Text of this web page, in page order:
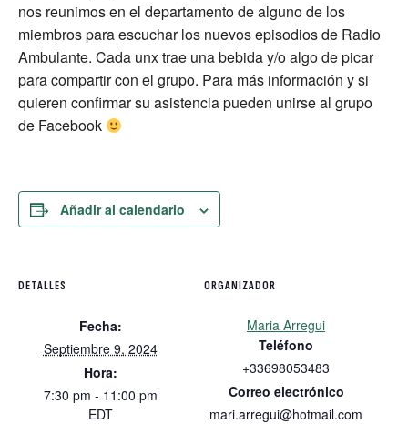
nos reunimos en el departamento de alguno de los
miembros para escuchar los nuevos episodios de Radio
Ambulante. Cada unx trae una bebida y/o algo de picar
para compartir con el grupo. Para más información y si
quieren confirmar su asistencia pueden unirse al grupo
de Facebook
Añadir al calendario
DETALLES
Fecha:
Septiembre 9, 2024
Hora:
7:30 pm - 11:00 pm
EDT
ORGANIZADOR
Maria Arregui
Teléfono
+33698053483
Correo electrónico
mari.arregui@hotmail.com